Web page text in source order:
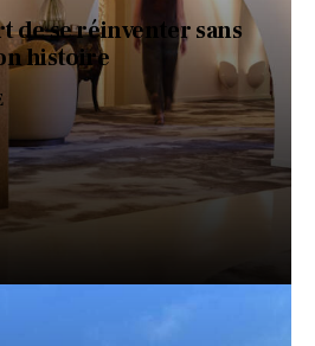
de se réinventer sans
histoire